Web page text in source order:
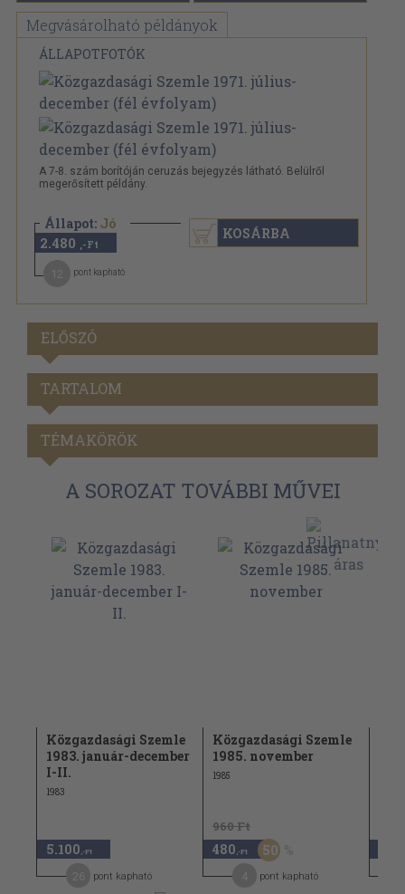
Megvásárolható példányok
ÁLLAPOTFOTÓK
A 7-8. szám borítóján ceruzás bejegyzés látható. Belülről
megerősített példány.
Állapot: Jó
2.480 ,-Ft
pont kapható
KOSÁRBA
ELŐSZÓ
TARTALOM
TÉMAKÖRÖK
A SOROZAT TOVÁBBI MŰVEI
Közgazdasági Szemle
1983. január-december
I-II.
1983
5.100 ,-Ft
pont kapható
Közgazdasági Szemle
1985. november
1985
960 Ft
480 ,-Ft 50
pont kapható